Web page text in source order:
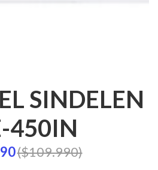
SINDELEN
450IN
($109.990)